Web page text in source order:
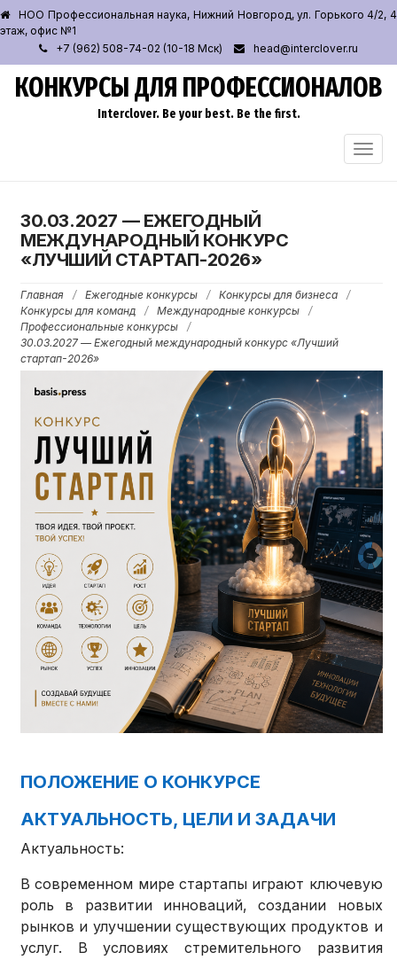
НОО Профессиональная наука, Нижний Новгород, ул. Горького 4/2, 4
этаж, офис №1
+7 (962) 508-74-02 (10-18 Мск)
head@interclover.ru
КОНКУРСЫ ДЛЯ ПРОФЕССИОНАЛОВ
Interclover. Be your best. Be the first.
30.03.2027 — ЕЖЕГОДНЫЙ
МЕЖДУНАРОДНЫЙ КОНКУРС
«ЛУЧШИЙ СТАРТАП-2026»
Главная / Ежегодные конкурсы / Конкурсы для бизнеса
/
Конкурсы для команд
/ Международные конкурсы
/
Профессиональные конкурсы
/
30.03.2027 — Ежегодный международный конкурс «Лучший
стартап-2026»
ПОЛОЖЕНИЕ О КОНКУРСЕ
АКТУАЛЬНОСТЬ, ЦЕЛИ И ЗАДАЧИ
Актуальность:
В современном мире стартапы играют ключевую
роль в развитии инноваций, создании новых
рынков и улучшении существующих продуктов и
услуг. В условиях стремительного развития